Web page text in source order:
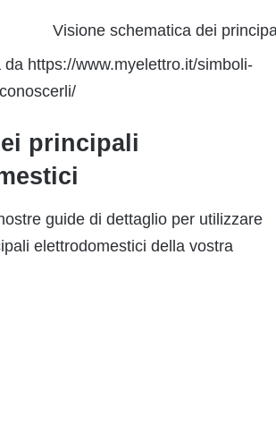
Visione schematica dei
da https://www.myelettro.it/simboli-
principali
guide di dettaglio per utilizzare
elettrodomestici della vostra